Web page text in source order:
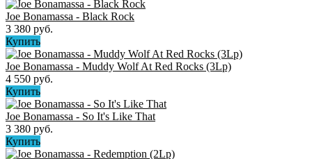
Joe Bonamassa - Black Rock
3 380 руб.
Купить
Joe Bonamassa - Muddy Wolf At Red Rocks (3Lp)
4 550 руб.
Купить
Joe Bonamassa - So It's Like That
3 380 руб.
Купить